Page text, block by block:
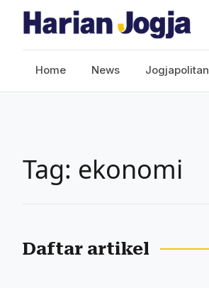
Home News Jogjapolitan
Tag: ekonomi
Daftar artikel